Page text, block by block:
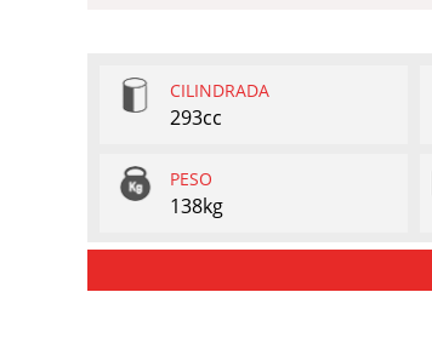
CILINDRADA
293cc
PESO
138kg